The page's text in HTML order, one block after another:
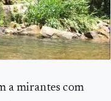
a mirantes com